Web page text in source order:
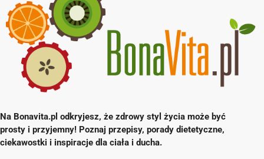
Na Bonavita.pl odkryjesz, że zdrowy styl życia może być
prosty i przyjemny! Poznaj przepisy, porady dietetyczne,
ciekawostki i inspiracje dla ciała i ducha.